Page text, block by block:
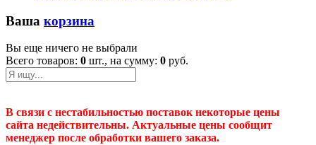
Ваша корзина
Вы еще ничего не выбрали
Всего товаров: 0 шт., на сумму: 0 руб.
В связи с нестабильностью поставок некоторые цены
сайта недействительны. Актуальные цены сообщит
менеджер после обработки вашего заказа.